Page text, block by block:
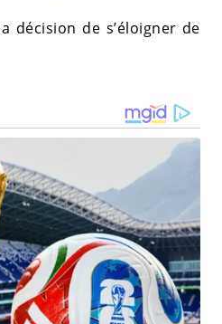
décision de s’éloigner de